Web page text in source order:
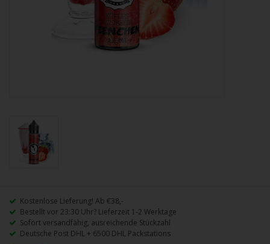
Kostenlose Lieferung! Ab €38,-
Bestellt vor 23:30 Uhr? Lieferzeit 1-2 Werktage
Sofort versandfähig, ausreichende Stückzahl
Deutsche Post DHL + 6500 DHL Packstations